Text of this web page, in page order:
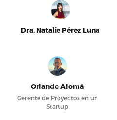
Dra. Natalie Pérez Luna
Orlando Alomá
Gerente de Proyectos en un
Startup